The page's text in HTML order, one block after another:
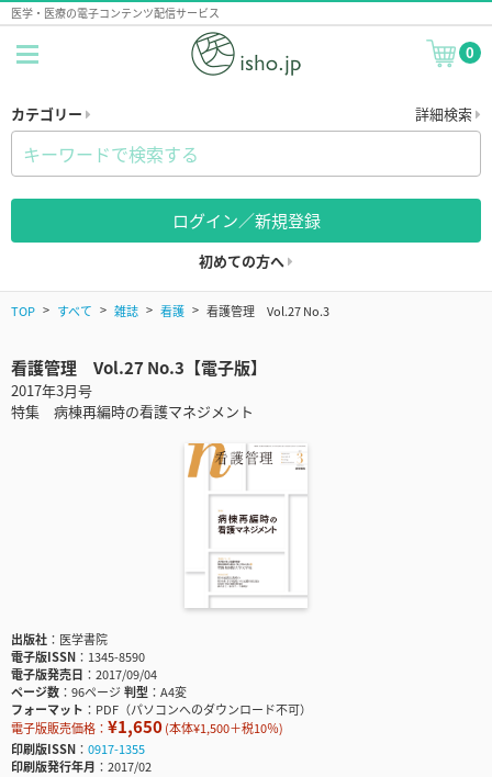
医学・医療の電子コンテンツ配信サービス
0
カテゴリー 詳細検索
ログイン／新規登録
初めての方へ
TOP すべて 雑誌 看護 看護管理 Vol.27 No.3
看護管理 Vol.27 No.3【電子版】
2017年3月号
特集 病棟再編時の看護マネジメント
出版社
医学書院
電子版ISSN
1345-8590
電子版発売日
2017/09/04
ページ数
96ページ判型
A4変
フォーマット
PDF（パソコンへのダウンロード不可）
電子版販売価格： ¥1,650(本体¥1,500＋税10％)
印刷版ISSN
0917-1355
印刷版発行年月
2017/02